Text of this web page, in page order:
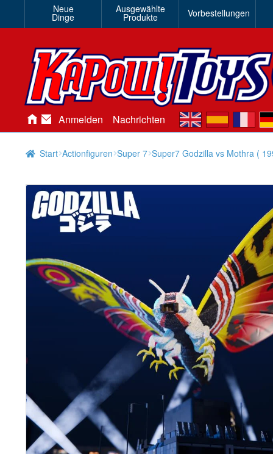
Neue
Dinge
Ausgewählte
Produkte Vorbestellungen
Anmelden Nachrichten en es de
Start Actionfiguren Super 7 Super7 Godzilla vs Mothra (